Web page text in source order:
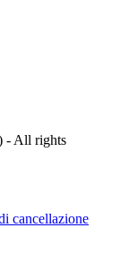
- All rights
cancellazione